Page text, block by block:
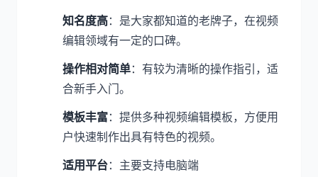
知名度高：是大家都知道的老牌子，在视频
编辑领域有一定的口碑。
操作相对简单：有较为清晰的操作指引，适
合新手入门。
模板丰富：提供多种视频编辑模板，方便用
户快速制作出具有特色的视频。
适用平台：主要支持电脑端